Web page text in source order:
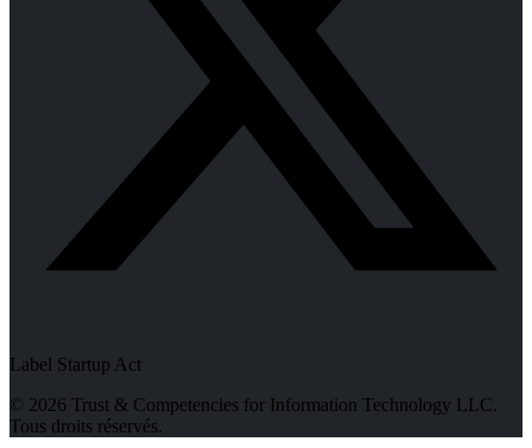
Label Startup Act
© 2026 Trust & Competencies for Information Technology LLC.
Tous droits réservés.